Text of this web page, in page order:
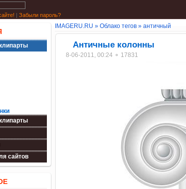
| Забыли пароль?
сайтов
IMAGERU.RU » Облако тегов » античный
Античные колонны
8-06-2011, 00:24 ⚬ 17831